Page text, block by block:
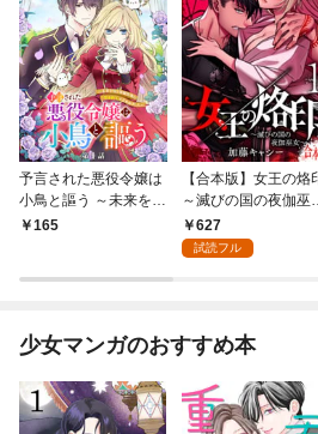
予言された悪役令嬢は
小鳥と謳う ～未来を知
る専属執事に「君を救
165
【合本版】女王の烙
～滅びの国の夜伽巫女
～ 1627
試読フル
少女マンガのおすすめ本